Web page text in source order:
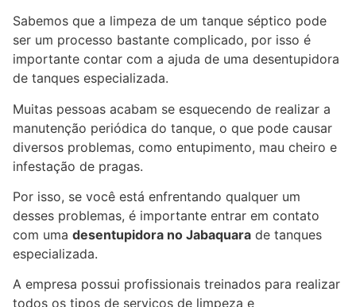
Sabemos que a limpeza de um tanque séptico pode
ser um processo bastante complicado, por isso é
importante contar com a ajuda de uma desentupidora
de tanques especializada.
Muitas pessoas acabam se esquecendo de realizar a
manutenção periódica do tanque, o que pode causar
diversos problemas, como entupimento, mau cheiro e
infestação de pragas.
Por isso, se você está enfrentando qualquer um
desses problemas, é importante entrar em contato
com uma desentupidora no Jabaquara de tanques
especializada.
A empresa possui profissionais treinados para realizar
todos os tipos de serviços de limpeza e